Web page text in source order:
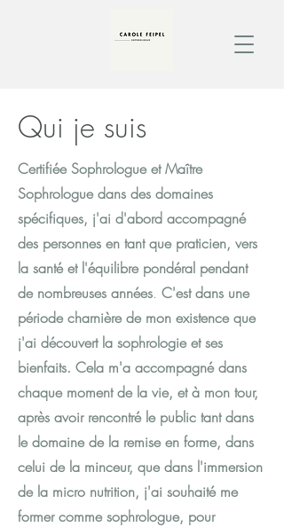
Qui je suis
Certifiée Sophrologue et Maître
Sophrologue dans des domaines
spécifiques, j'ai d'abord accompagné
des personnes en tant que praticien, vers
la santé et l'équilibre pondéral pendant
de nombreuses années. C'est dans une
période charnière de mon existence que
j'ai découvert la sophrologie et ses
bienfaits. Cela m'a accompagné dans
chaque moment de la vie, et à mon tour,
après avoir rencontré le public tant dans
le domaine de la remise en forme, dans
celui de la minceur, que dans l'immersion
de la micro nutrition, j'ai souhaité me
former comme sophrologue, pour